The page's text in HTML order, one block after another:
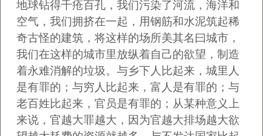
地球钻得千疮百孔，我们污染了河流，海洋和
空气，我们拥挤在一起，用钢筋和水泥筑起稀
奇古怪的建筑，将这样的场所美其名曰城市，
我们在这样的城市里放纵着自己的欲望，制造
着永难消解的垃圾。与乡下人比起来，城里人
是有罪的；与穷人比起来，富人是有罪的；与
老百姓比起来，官员是有罪的；从某种意义上
来说，官越大罪越大，因为官越大排场越大欲